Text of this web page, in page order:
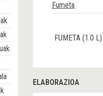
Fumeta
FUMETA (1.0
ELABORAZIOA